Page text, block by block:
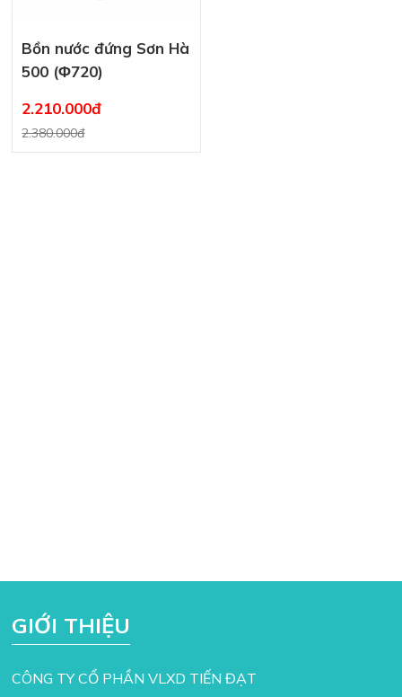
Bồn nước đứng Sơn Hà
500 (Φ720)
2.210.000đ
2.380.000đ
GIỚI THIỆU
CÔNG TY CỔ PHẦN VLXD TIẾN ĐẠT